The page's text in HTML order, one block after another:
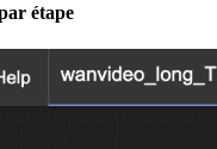
étape